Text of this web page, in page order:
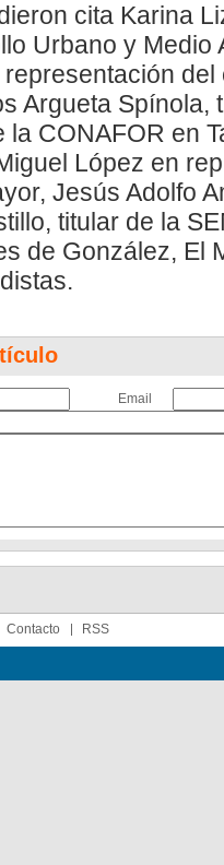
cita Karina
Urbano y Medio
Argueta Spínola,
la CONAFOR en
López en
Jesús Adolfo
titular de la
de González, El
Email
Contacto RSS